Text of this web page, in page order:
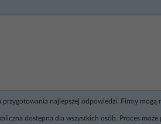
najlepszej odpowiedzi. Firmy
dostępna dla wszystkich osób. Proces